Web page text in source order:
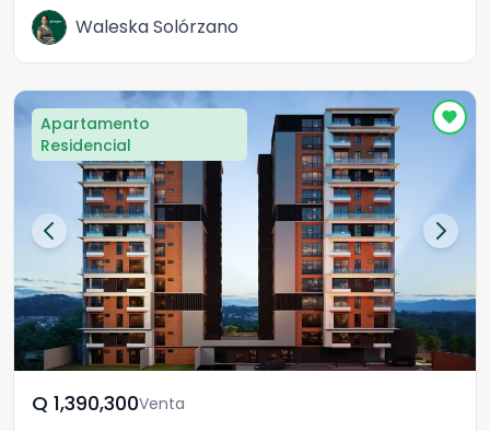
Waleska Solórzano
Apartamento
Residencial
Q	1,390,300Venta